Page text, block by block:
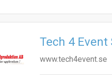
Tech 4 Event
www.tech4event.se